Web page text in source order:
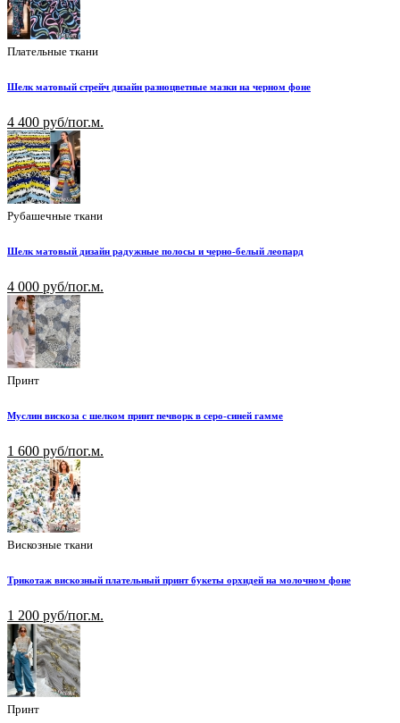
Плательные ткани
Шелк матовый стрейч дизайн разноцветные мазки на черном фоне
4 400 руб/пог.м.
Рубашечные ткани
Шелк матовый дизайн радужные полосы и черно-белый леопард
4 000 руб/пог.м.
Принт
Муслин вискоза с шелком принт печворк в серо-синей гамме
1 600 руб/пог.м.
Вискозные ткани
Трикотаж вискозный плательный принт букеты орхидей на молочном фоне
1 200 руб/пог.м.
Принт